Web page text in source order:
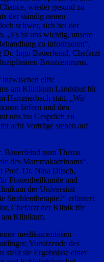
wieder gesund zu
der ständig neuen
schwer, sich bei der
„Es ist uns wichtig, unsere
zu informieren“,
Dr. Ingo Bauerfeind, Chefarzt
Brustzentrums.
elfte
am Klinikum Landshut für
Hammerbach statt. „Wir
liefern und den
uns ins Gespräch zu
acht Vorträge stehen auf
Bauerfeind zum Thema
des Mammakarzinoms“.
Prof. Dr. Nina Ditsch,
Frauenheilkunde und
der Universität
Strahlentherapie?“ erläutert
Chefarzt der Klinik für
am Klinikum.
medikamentösen
Vorsitzende des
stellt sie Ergebnisse einer